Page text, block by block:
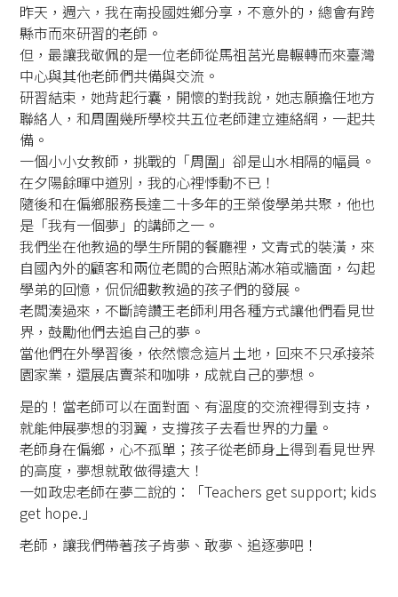
昨天，週六，我在南投國姓鄉分享，不意外的，總會有跨
縣市而來研習的老師。
但，最讓我敬佩的是一位老師從馬祖莒光島輾轉而來臺灣
中心與其他老師們共備與交流。
研習結束，她背起行囊，開懷的對我說，她志願擔任地方
聯絡人，和周圍幾所學校共五位老師建立連絡網，一起共
備。
一個小小女教師，挑戰的「周圍」卻是山水相隔的幅員。
在夕陽餘暉中道別，我的心裡悸動不已！
隨後和在偏鄉服務長達二十多年的王榮俊學弟共聚，他也
是「我有一個夢」的講師之一。
我們坐在他教過的學生所開的餐廳裡，文青式的裝潢，來
自國內外的顧客和兩位老闆的合照貼滿冰箱或牆面，勾起
學弟的回憶，侃侃細數教過的孩子們的發展。
老闆湊過來，不斷誇讚王老師利用各種方式讓他們看見世
界，鼓勵他們去追自己的夢。
當他們在外學習後，依然懷念這片土地，回來不只承接茶
園家業，還展店賣茶和咖啡，成就自己的夢想。
是的！當老師可以在面對面、有溫度的交流裡得到支持，
就能伸展夢想的羽翼，支撐孩子去看世界的力量。
老師身在偏鄉，心不孤單；孩子從老師身上得到看見世界
的高度，夢想就敢做得遠大！
一如政忠老師在夢二說的：「Teachers get support; kids
get hope.」
老師，讓我們帶著孩子肯夢、敢夢、追逐夢吧！